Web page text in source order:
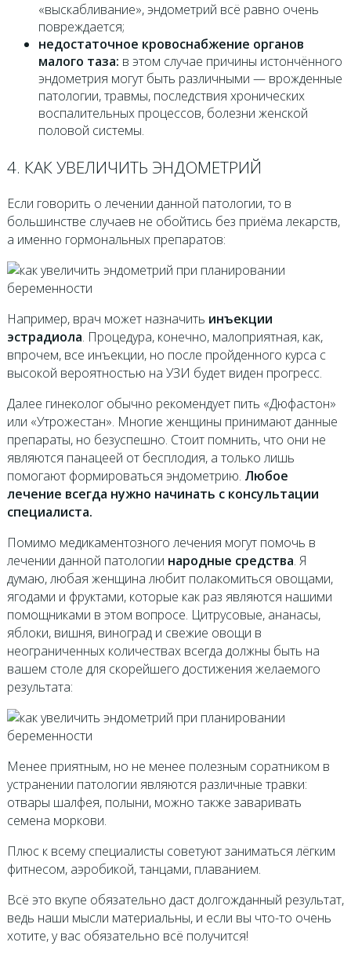
«выскабливание», эндометрий всё равно очень
повреждается;
недостаточное кровоснабжение органов
малого таза: в этом случае причины истончённого
эндометрия могут быть различными — врожденные
патологии, травмы, последствия хронических
воспалительных процессов, болезни женской
половой системы.
4. КАК УВЕЛИЧИТЬ ЭНДОМЕТРИЙ
Если говорить о лечении данной патологии, то в
большинстве случаев не обойтись без приёма лекарств,
а именно гормональных препаратов:
Например, врач может назначить инъекции
эстрадиола. Процедура, конечно, малоприятная, как,
впрочем, все инъекции, но после пройденного курса с
высокой вероятностью на УЗИ будет виден прогресс.
Далее гинеколог обычно рекомендует пить «Дюфастон»
или «Утрожестан». Многие женщины принимают данные
препараты, но безуспешно. Стоит помнить, что они не
являются панацеей от бесплодия, а только лишь
помогают формироваться эндометрию. Любое
лечение всегда нужно начинать с консультации
специалиста.
Помимо медикаментозного лечения могут помочь в
лечении данной патологии народные средства. Я
думаю, любая женщина любит полакомиться овощами,
ягодами и фруктами, которые как раз являются нашими
помощниками в этом вопросе. Цитрусовые, ананасы,
яблоки, вишня, виноград и свежие овощи в
неограниченных количествах всегда должны быть на
вашем столе для скорейшего достижения желаемого
результата:
Менее приятным, но не менее полезным соратником в
устранении патологии являются различные травки:
отвары шалфея, полыни, можно также заваривать
семена моркови.
Плюс к всему специалисты советуют заниматься лёгким
фитнесом, аэробикой, танцами, плаванием.
Всё это вкупе обязательно даст долгожданный результат,
ведь наши мысли материальны, и если вы что-то очень
хотите, у вас обязательно всё получится!